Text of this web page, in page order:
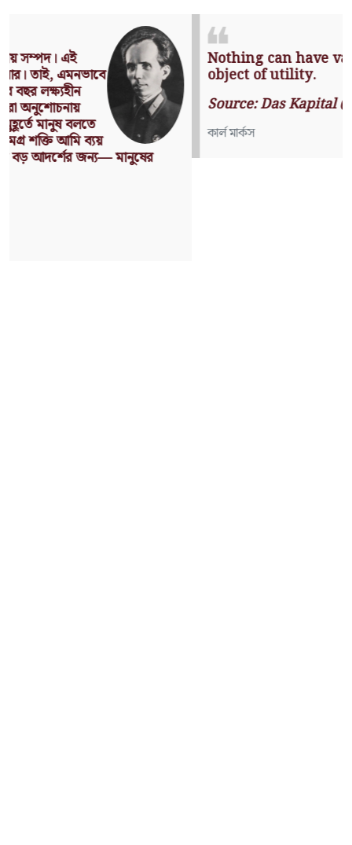
Nothing can have value without being an
object of utility.
Source: Das Kapital (Volume I, Chapter 1)
কার্ল মার্কস